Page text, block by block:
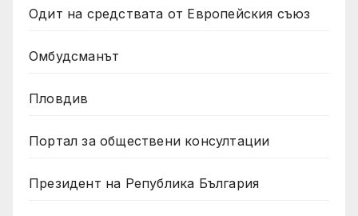
Одит на средствата от Европейския съюз
Омбудсманът
Пловдив
Портал за обществени консултации
Президент на Република България